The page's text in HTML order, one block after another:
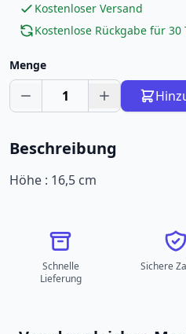
Kostenloser Versand
Kostenlose Rückgabe für 30
Menge
1
Beschreibung
Höhe : 16,5 cm
Schnelle
Lieferung
Sichere